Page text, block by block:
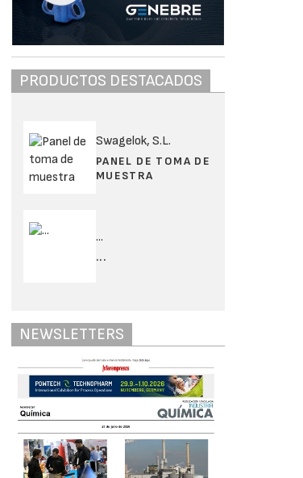
PRODUCTOS DESTACADOS
Swagelok, S.L.
PANEL DE TOMA DE
MUESTRA
...
...
NEWSLETTERS